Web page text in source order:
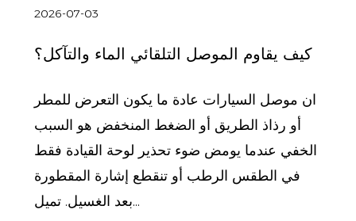
2026-07-03
كيف يقاوم الموصل التلقائي الماء والتآكل؟
ان موصل السيارات عادة ما يكون التعرض للمطر
أو رذاذ الطريق أو الضغط المنخفض هو السبب
الخفي عندما يومض ضوء تحذير لوحة القيادة فقط
في الطقس الرطب أو تنقطع إشارة المقطورة
بعد الغسيل. تميل...